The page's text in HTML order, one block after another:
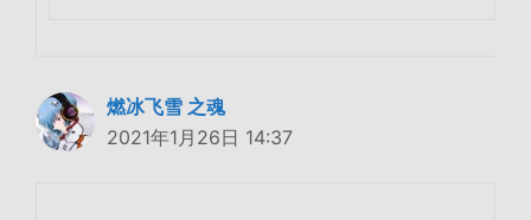
燃冰飞雪 之魂
2021年1月26日 14:37